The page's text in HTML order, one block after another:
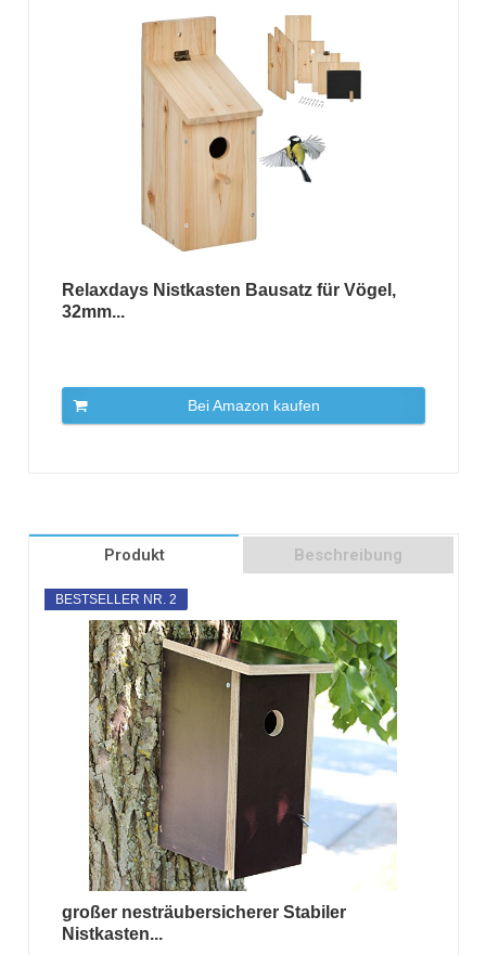
Relaxdays Nistkasten Bausatz für Vögel,
32mm...
Bei Amazon kaufen
Produkt Beschreibung
BESTSELLER NR. 2
großer nesträubersicherer Stabiler
Nistkasten...